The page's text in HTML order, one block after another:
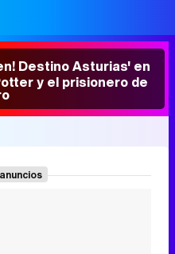
Destino Asturias' en
y el prisionero de